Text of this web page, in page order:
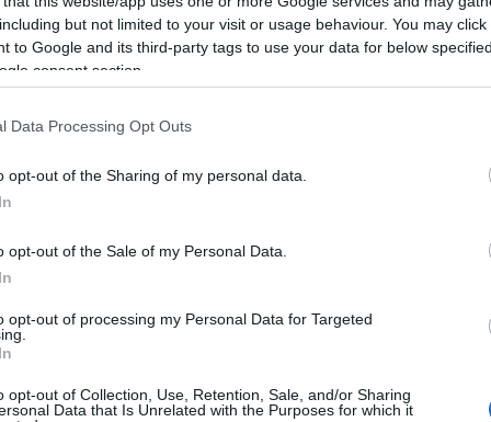
but not limited to your visit or usage behaviour. You may
to Google and its third-party tags to use your data for below
consent section.
Data Processing Opt Outs
opt-out of the Sharing of my personal data.
opt-out of the Sale of my Personal Data.
opt-out of processing my Personal Data for Targeted
opt-out of Collection, Use, Retention, Sale, and/or Sharing
Data that Is Unrelated with the Purposes for which it
ανά τον κόσμο. Παρόλο
δώρο σε μια τυχερή,
μακιγιάζ του
σκοπό να απογειώσει
μόνο!
χρειάζονται
τάση στον κόσμο
τα προσθέσεις και στο
δώρο
το Power Plush
Blush Tint στην
η Kylie μας προτείνει
την Kylash